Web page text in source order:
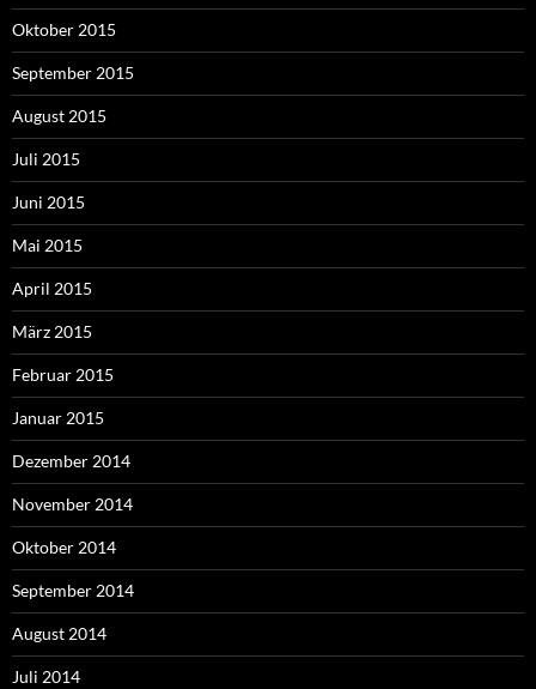
Oktober 2015
September 2015
August 2015
Juli 2015
Juni 2015
Mai 2015
April 2015
März 2015
Februar 2015
Januar 2015
Dezember 2014
November 2014
Oktober 2014
September 2014
August 2014
Juli 2014